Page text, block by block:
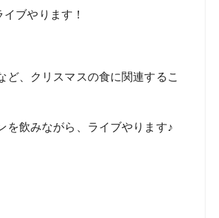
ブやります！
、クリスマスの食に関連するこ
を飲みながら、ライブやります♪